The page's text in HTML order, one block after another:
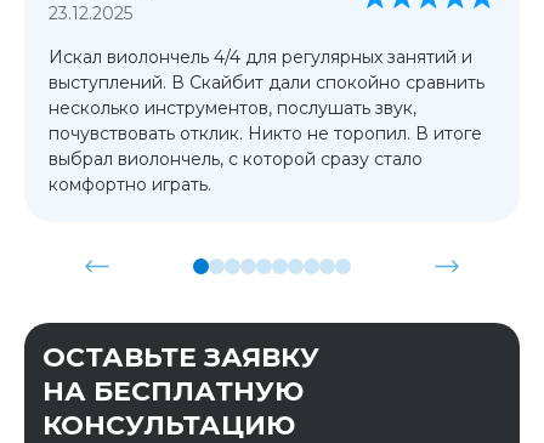
23.12.2025
Искал виолончель 4/4 для регулярных занятий и
выступлений. В Скайбит дали спокойно сравнить
несколько инструментов, послушать звук,
почувствовать отклик. Никто не торопил. В итоге
выбрал виолончель, с которой сразу стало
комфортно играть.
ОСТАВЬТЕ ЗАЯВКУ
НА БЕСПЛАТНУЮ
КОНСУЛЬТАЦИЮ